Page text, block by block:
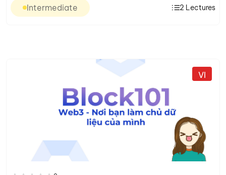
Intermediate 2 Lectures
VI